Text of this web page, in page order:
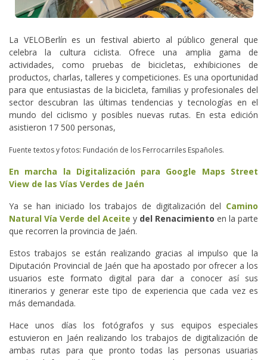
La VELOBerlín es un festival abierto al público general que
celebra la cultura ciclista. Ofrece una amplia gama de
actividades, como pruebas de bicicletas, exhibiciones de
productos, charlas, talleres y competiciones. Es una oportunidad
para que entusiastas de la bicicleta, familias y profesionales del
sector descubran las últimas tendencias y tecnologías en el
mundo del ciclismo y posibles nuevas rutas. En esta edición
asistieron 17 500 personas,
Fuente textos y fotos: Fundación de los Ferrocarriles Españoles.
En marcha la Digitalización para Google Maps Street
View de las Vías Verdes de Jaén
Ya se han iniciado los trabajos de digitalización del Camino
Natural Vía Verde del Aceite y del Renacimiento en la parte
que recorren la provincia de Jaén.
Estos trabajos se están realizando gracias al impulso que la
Diputación Provincial de Jaén que ha apostado por ofrecer a los
usuarios este formato digital para dar a conocer así sus
itinerarios y generar este tipo de experiencia que cada vez es
más demandada.
Hace unos días los fotógrafos y sus equipos especiales
estuvieron en Jaén realizando los trabajos de digitalización de
ambas rutas para que pronto todas las personas usuarias